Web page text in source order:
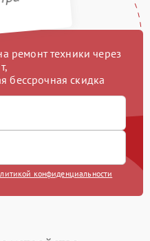
1600 рублей
1100 рублей
1200 рублей
1000 рублей
ремонт техники через
бессрочная скидка
конфиденциальности